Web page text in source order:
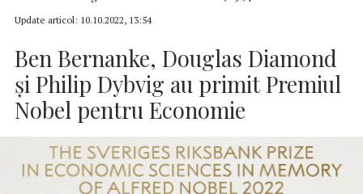
Update articol: 10.10.2022, 13:54
Ben Bernanke, Douglas Diamond
şi Philip Dybvig au primit Premiul
Nobel pentru Economie